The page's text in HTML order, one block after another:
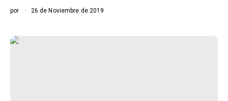
por 26 de Noviembre de 2019